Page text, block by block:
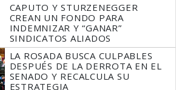
CAPUTO Y STURZENEGGER
CREAN UN FONDO PARA
INDEMNIZAR Y “GANAR”
SINDICATOS ALIADOS
LA ROSADA BUSCA CULPABLES
DESPUÉS DE LA DERROTA EN EL
SENADO Y RECALCULA SU
ESTRATEGIA